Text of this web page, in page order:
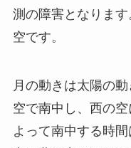
測の障害となります
空です。
月の動きは太陽の
空で南中し、西の
よって南中する時間